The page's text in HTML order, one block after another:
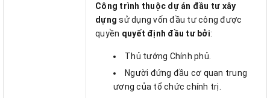
Công trình thuộc dự án đầu tư xây
dựng sử dụng vốn đầu tư công được
quyền quyết định đầu tư bởi:
Thủ tướng Chính phủ.
Người đứng đầu cơ quan trung
ương của tổ chức chính trị.